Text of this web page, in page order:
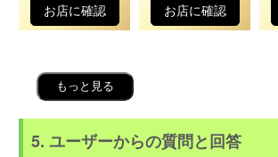
お店に確認 お店に確認
もっと見る
5. ユーザーからの質問と回答